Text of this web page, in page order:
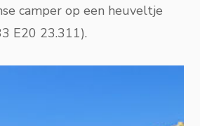
camper op een heuveltje
E20 23.311).